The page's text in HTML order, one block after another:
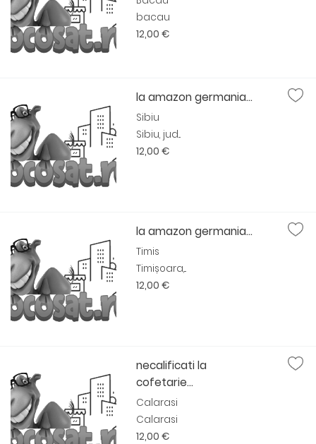
bacau
12,00 €
la amazon germania...
Sibiu
Sibiu, jud...
12,00 €
la amazon germania...
Timis
Timișoara,...
12,00 €
necalificati la
cofetarie...
Calarasi
Calarasi
12,00 €